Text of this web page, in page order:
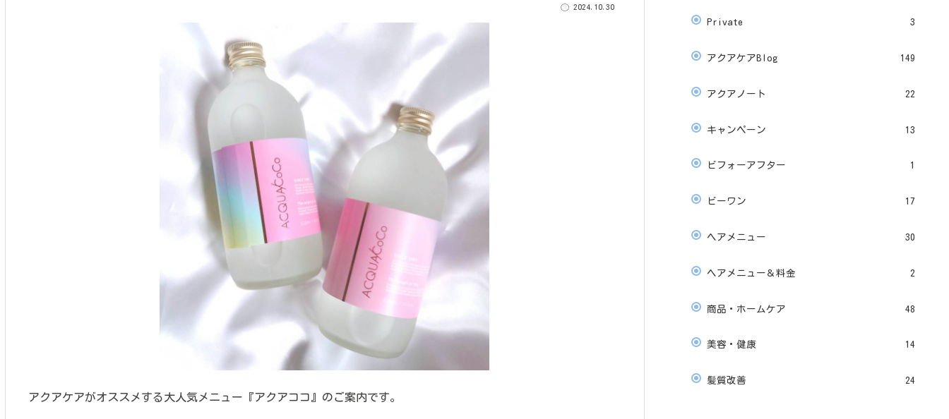
2024.10.30
アクアケアがオススメする大人気メニュー『アクアココ』のご案内です。
Private 3
アクアケアBlog 149
アクアノート 22
キャンペーン 13
ビフォーアフター 1
ビーワン 17
ヘアメニュー 30
ヘアメニュー＆料金 2
商品・ホームケア 48
美容・健康 14
髪質改善 24